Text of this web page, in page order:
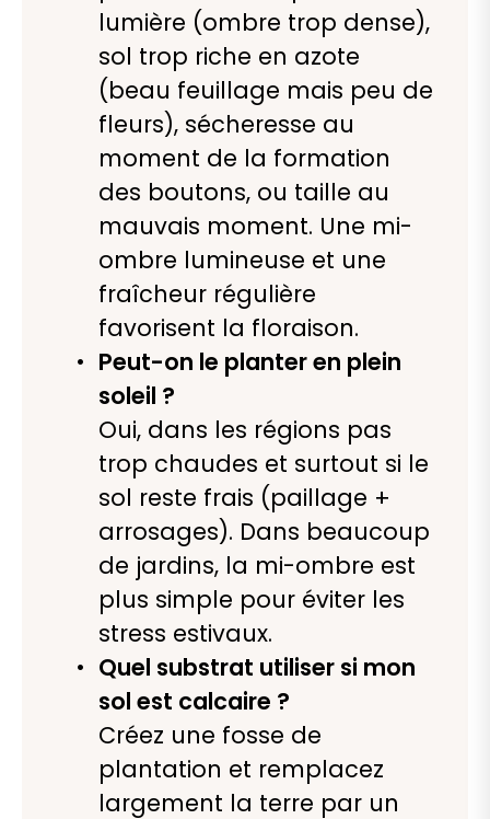
lumière (ombre trop dense),
sol trop riche en azote
(beau feuillage mais peu de
fleurs), sécheresse au
moment de la formation
des boutons, ou taille au
mauvais moment. Une mi-
ombre lumineuse et une
fraîcheur régulière
favorisent la floraison.
Peut-on le planter en plein
soleil ?
Oui, dans les régions pas
trop chaudes et surtout si le
sol reste frais (paillage +
arrosages). Dans beaucoup
de jardins, la mi-ombre est
plus simple pour éviter les
stress estivaux.
Quel substrat utiliser si mon
sol est calcaire ?
Créez une fosse de
plantation et remplacez
largement la terre par un